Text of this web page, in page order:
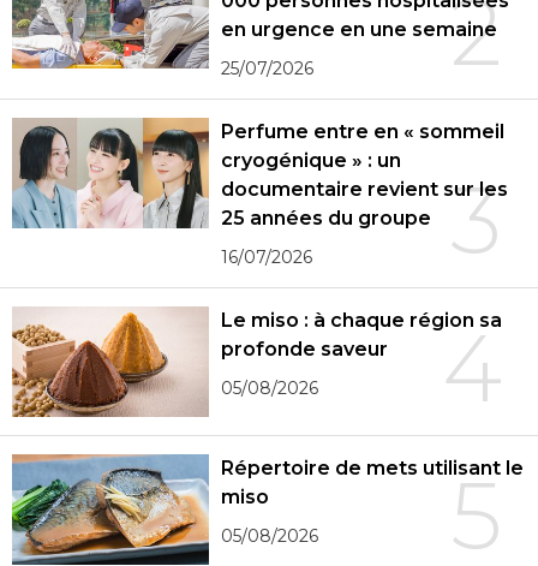
2
en urgence en une semaine
25/07/2026
3
Perfume entre en « sommeil
cryogénique » : un
documentaire revient sur les
25 années du groupe
16/07/2026
4
Le miso : à chaque région sa
profonde saveur
05/08/2026
5
Répertoire de mets utilisant le
miso
05/08/2026